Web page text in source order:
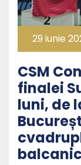
29 iunie
CSM
finalei
luni, de